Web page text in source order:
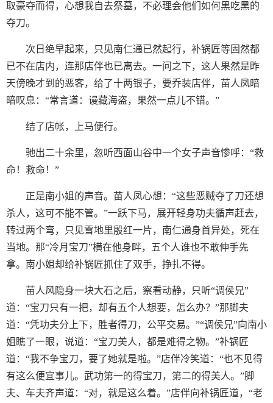
取豪夺而得，心想我自去祭墓，不必理会他们如何黑吃黑的
夺刀。
次日绝早起来，只见南仁通已然起行，补锅匠等固然都
已不在店内，连那店伴也已离去。一问之下，这人果然是昨
天傍晚才到的恶客，给了十两银子，要乔装店伴，苗人凤暗
暗叹息：“常言道：谩藏海盗，果然一点儿不错。”
结了店帐，上马便行。
驰出二十余里，忽听西面山谷中一个女子声音惨呼：“救
命！救命！”
正是南小姐的声音。苗人凤心想：“这些恶贼夺了刀还想
杀人，这可不能不管。”一跃下马，展开轻身功夫循声赶去，
转过两个弯，只见雪地里殷红一片，南仁通身首异处，死在
当地。那“冷月宝刀”横在他身畔，五个人谁也不敢伸手先
拿。南小姐却给补锅匠抓住了双手，挣扎不得。
苗人风隐身一块大石之后，察看动静，只听“调侯兄”
道：“宝刀只有一把，却有五个人想要，怎么办？”那脚夫
道：“凭功夫分上下，胜者得刀，公平交易。”“调侯兄”向南小
姐瞧了一眼，说道：“宝刀美人，都是难得之物。”补锅匠
道：“我不争宝刀，要了她就是啦。”店伴冷笑道：“也不见得
有这么便宜事儿。武功第一的得宝刀，第二的得美人。”脚
夫、车夫齐声道：“对，就是这么着。”店伴向补锅匠道，“老